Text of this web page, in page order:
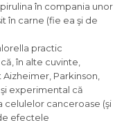
în compania unor
în carne (fie ea şi de
practic
în alte cuvinte,
Parkinson,
experimental că
celulelor canceroase (şi
efectele